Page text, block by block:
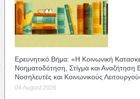
Ερευνητικό Βήμα: «Η Κοινωνική
Νοηματοδότηση, Στίγμα και Αναζήτηση
Νοσηλευτές και Κοινωνικούς
04 August 2026